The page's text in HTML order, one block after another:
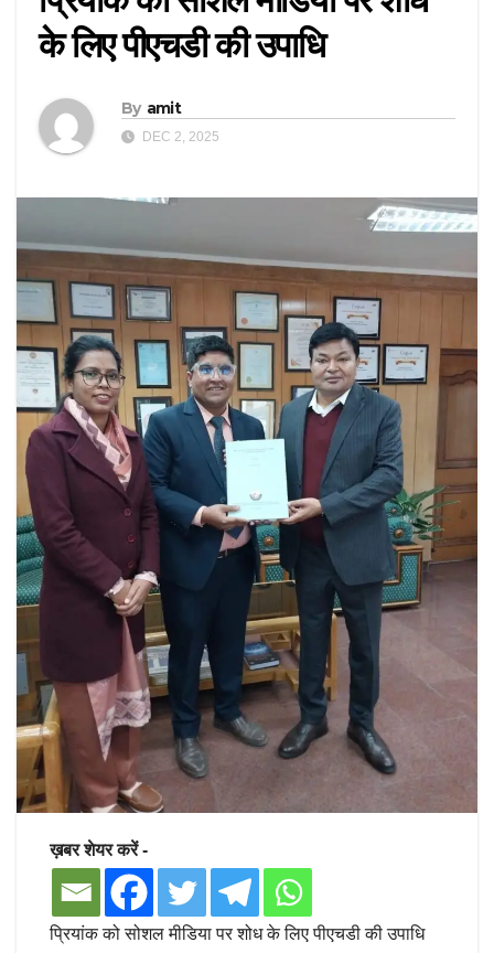
के लिए पीएचडी की उपाधि
By amit
DEC 2, 2025
ख़बर शेयर करें -
प्रियांक को सोशल मीडिया पर शोध के लिए पीएचडी की उपाधि